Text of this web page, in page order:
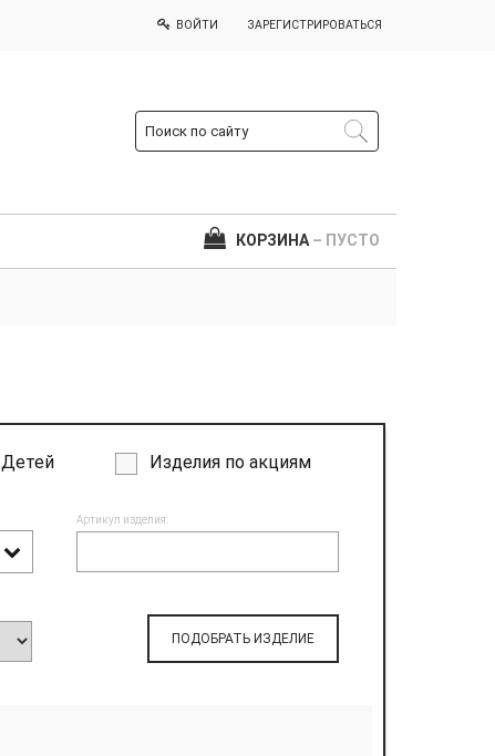
ВОЙТИ ЗАРЕГИСТРИРОВАТЬСЯ
КОРЗИНА – ПУСТО
Детей Изделия по акциям
Артикул изделия:
ПОДОБРАТЬ ИЗДЕЛИЕ